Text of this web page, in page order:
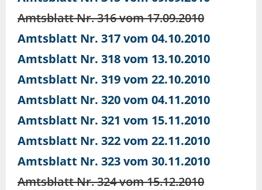
Amtsblatt Nr. 316 vom 17.09.2010
Amtsblatt Nr. 317 vom 04.10.2010
Amtsblatt Nr. 318 vom 13.10.2010
Amtsblatt Nr. 319 vom 22.10.2010
Amtsblatt Nr. 320 vom 04.11.2010
Amtsblatt Nr. 321 vom 15.11.2010
Amtsblatt Nr. 322 vom 22.11.2010
Amtsblatt Nr. 323 vom 30.11.2010
Amtsblatt Nr. 324 vom 15.12.2010